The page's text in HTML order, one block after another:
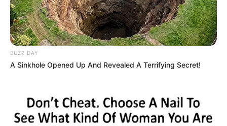
BUZZ DAY
A Sinkhole Opened Up And Revealed A Terrifying Secret!